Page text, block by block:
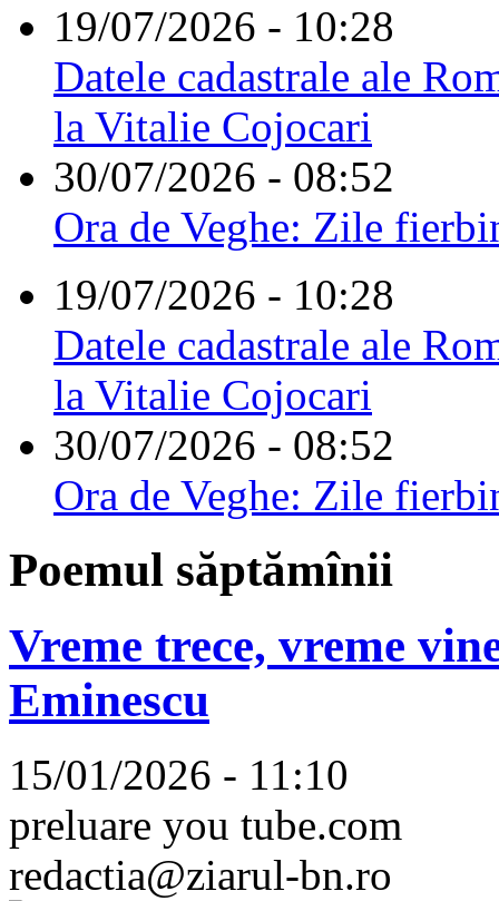
19/07/2026 - 10:28
Datele cadastrale ale
la Vitalie Cojocari
30/07/2026 - 08:52
Ora de Veghe: Zile
19/07/2026 - 10:28
Datele cadastrale ale
la Vitalie Cojocari
30/07/2026 - 08:52
Ora de Veghe: Zile
Poemul săptămînii
Vreme trece, vreme
Eminescu
15/01/2026 - 11:10
preluare you tube.com
redactia@ziarul-bn.ro